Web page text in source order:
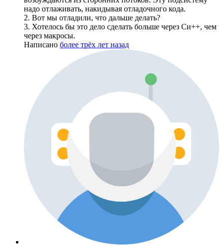
надо отлаживать, накидывая отладочного кода.
2. Вот мы отладили, что дальше делать?
3. Хотелось бы это дело сделать больше через Си++, чем
через макросы.
Написано более трёх лет назад